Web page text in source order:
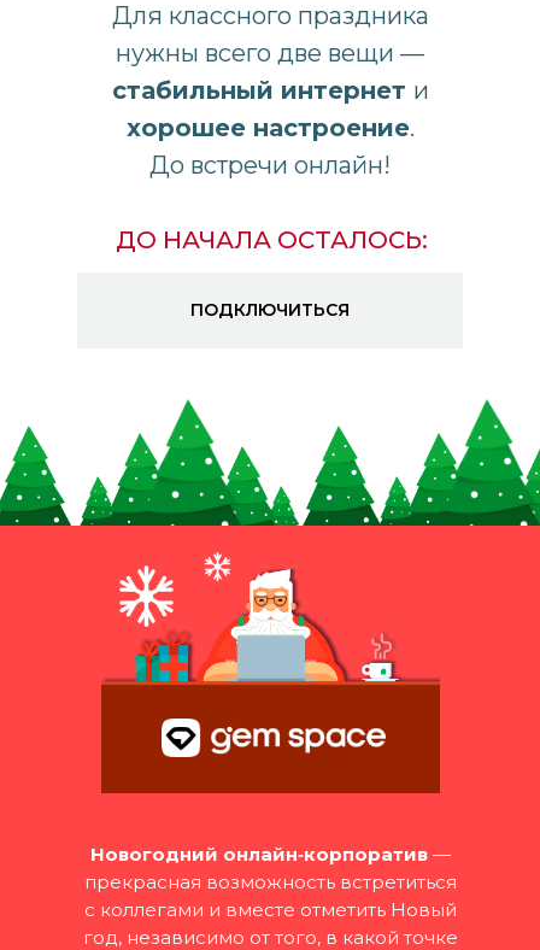
ДО НАЧАЛА ОСТАЛОСЬ:
Для классного праздника
нужны всего две вещи —
стабильный интернет и
хорошее настроение.
До встречи онлайн!
ПОДКЛЮЧИТЬСЯ
Новогодний онлайн‑корпоратив —
прекрасная возможность встретиться
с коллегами и вместе отметить Новый
год, независимо от того, в какой точке